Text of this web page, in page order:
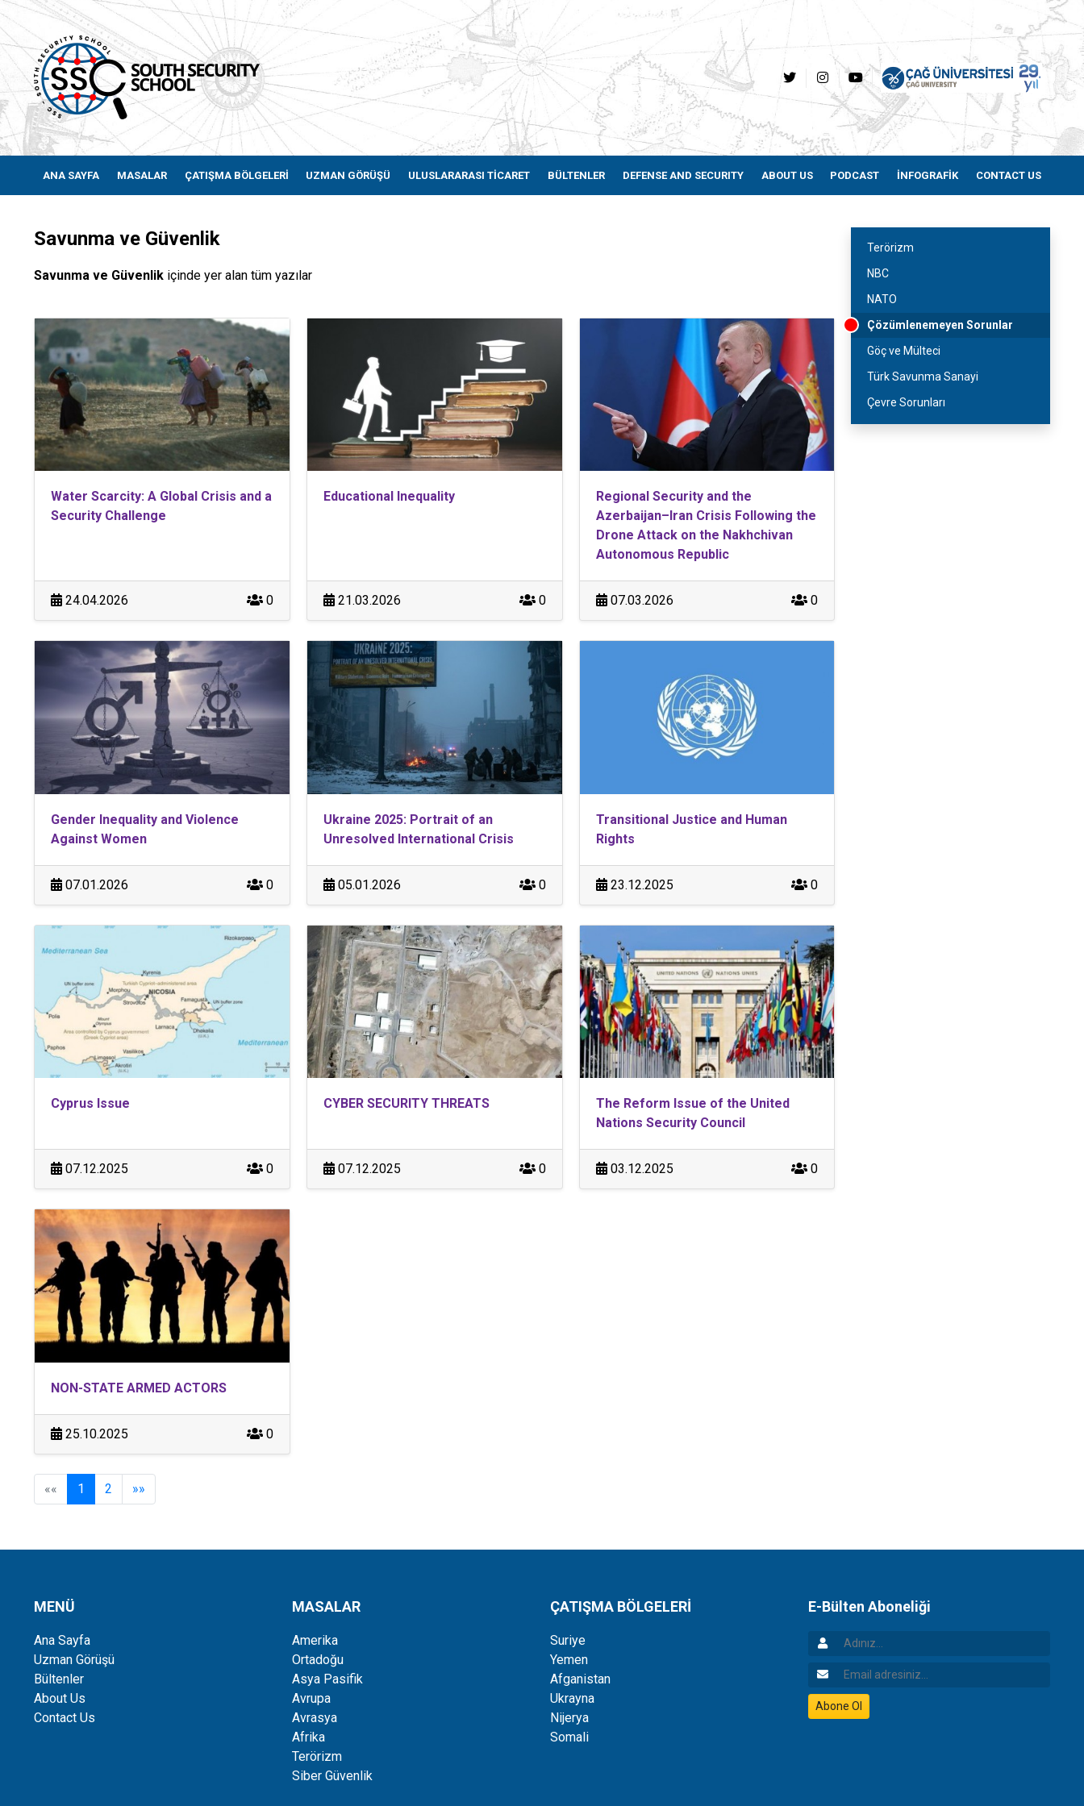
ANA SAYFA MASALAR ÇATIŞMA BÖLGELERİ UZMAN GÖRÜŞÜ ULUSLARARASI TİCARET BÜLTENLER DEFENSE AND SECURITY ABOUT US PODCAST İNFOGRAFİK CONTACT US
Savunma ve Güvenlik
Savunma ve Güvenlik içinde yer alan tüm yazılar
Water Scarcity: A Global Crisis and a
Security Challenge
24.04.2026 0
Educational Inequality
21.03.2026 0
Regional Security and the
Azerbaijan–Iran Crisis Following the
Drone Attack on the Nakhchivan
Autonomous Republic
07.03.2026 0
Gender Inequality and Violence
Against Women
07.01.2026 0
Ukraine 2025: Portrait of an
Unresolved International Crisis
05.01.2026 0
Transitional Justice and Human
Rights
23.12.2025 0
Cyprus Issue
07.12.2025 0
CYBER SECURITY THREATS
07.12.2025 0
The Reform Issue of the United
Nations Security Council
03.12.2025 0
NON-STATE ARMED ACTORS
25.10.2025 0
«« 1 2 »»
Terörizm
NBC
NATO
Çözümlenemeyen Sorunlar
Göç ve Mülteci
Türk Savunma Sanayi
Çevre Sorunları
MENÜ
Ana Sayfa
Uzman Görüşü
Bültenler
About Us
Contact Us
MASALAR
Amerika
Ortadoğu
Asya Pasifik
Avrupa
Avrasya
Afrika
Terörizm
Siber Güvenlik
ÇATIŞMA BÖLGELERİ
Suriye
Yemen
Afganistan
Ukrayna
Nijerya
Somali
E-Bülten Aboneliği
Adınız
Email Adresiniz
Abone Ol